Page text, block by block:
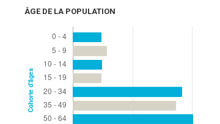
ÂGE DE LA POPULATION